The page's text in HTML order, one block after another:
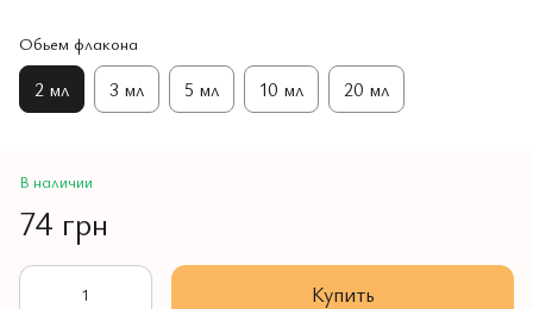
Обьем флакона
2 мл 3 мл 5 мл 10 мл 20 мл
В наличии
74 грн
Купить